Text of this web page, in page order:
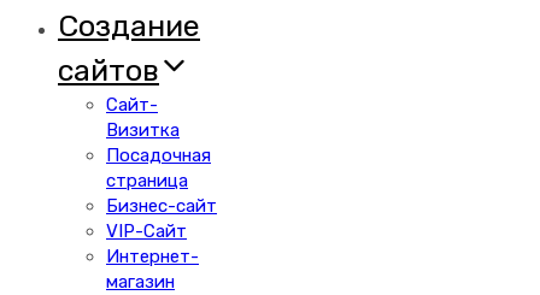
Создание
сайтов
Сайт-
Визитка
Посадочная
страница
Бизнес-сайт
VIP-Сайт
Интернет-
магазин